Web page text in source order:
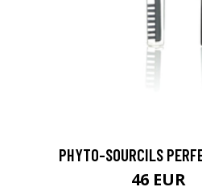
PHYTO-SOURCILS
46 EUR